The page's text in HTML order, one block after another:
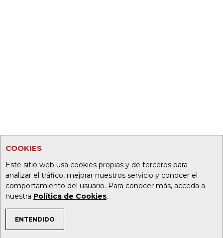
COOKIES
Este sitio web usa cookies propias y de terceros para
analizar el tráfico, mejorar nuestros servicio y conocer el
comportamiento del usuario. Para conocer más, acceda a
nuestra Política de Cookies.
ENTENDIDO
TEMAS DE INTERÉS